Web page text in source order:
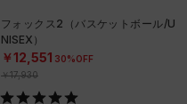
フォックス2（バスケットボール/U
NISEX）
￥12,551 30%OFF
￥17,930